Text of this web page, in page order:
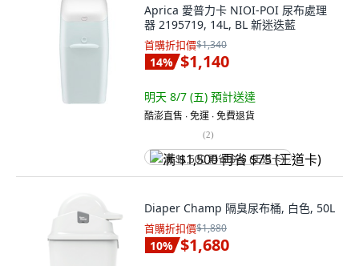
Aprica 愛普力卡 NIOI-POI 尿布處理
器 2195719, 14L, BL 新迷迭藍
首購折扣價$1,340
14% $1,140
明天 8/7 (五) 預計送達
酷澎直售 ∙ 免運 ∙ 免費退貨
(2)
满 $1,500 再省 $75 (王道卡)
Diaper Champ 隔臭尿布桶, 白色, 50L
首購折扣價$1,880
10% $1,680